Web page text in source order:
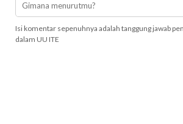
Isi komentar sepenuhnya adalah tanggung jawab
dalam UU ITE